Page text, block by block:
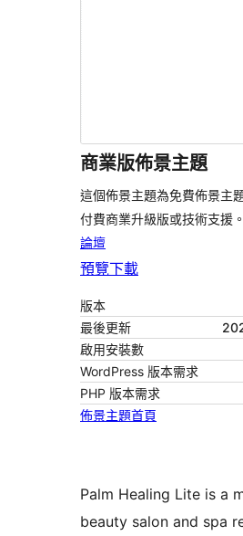
商業版佈景主題
這個佈景主題為免費佈景主
付費商業升級版或技術支援。
論壇
預覽下載
版本
最後更新
啟用安裝數
WordPress 版本需求
PHP 版本需求
佈景主題首頁
Palm Healing Lite is a
beauty salon and spa